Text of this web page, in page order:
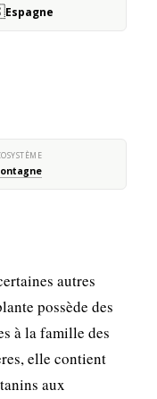
Espagne
autres
possède des
à la famille des
elle contient
aux